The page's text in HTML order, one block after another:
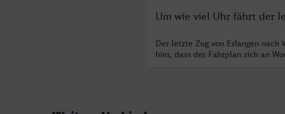
Um wie viel Uhr fährt der
Der letzte Zug von Erlangen
hier, dass der Fahrplan sich an